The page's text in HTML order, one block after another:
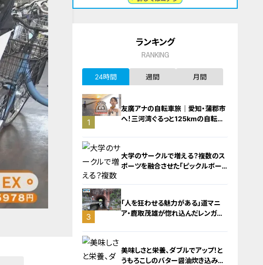
ランキング
RANKING
24時間 週間 月間
1
友廣アナの自転車旅｜愛知・蒲郡市
へ！三河湾ぐるっと125kmの自転車
2
大学のサークルで増える？複数のス
ポーツを融合させた「ピックルボー
3
「人を狂わせる魅力がある」道マニ
ア・鹿取茂雄が惚れ込んだレンガの
美味しさと栄養、ダブルでアップ！と
うもろこしのバター醤油炊き込みご